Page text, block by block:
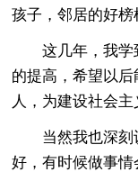
孩子，邻居的好榜
这几年，我
的提高，希望以
人，为建设社会主
当然我也深
好，有时候做事